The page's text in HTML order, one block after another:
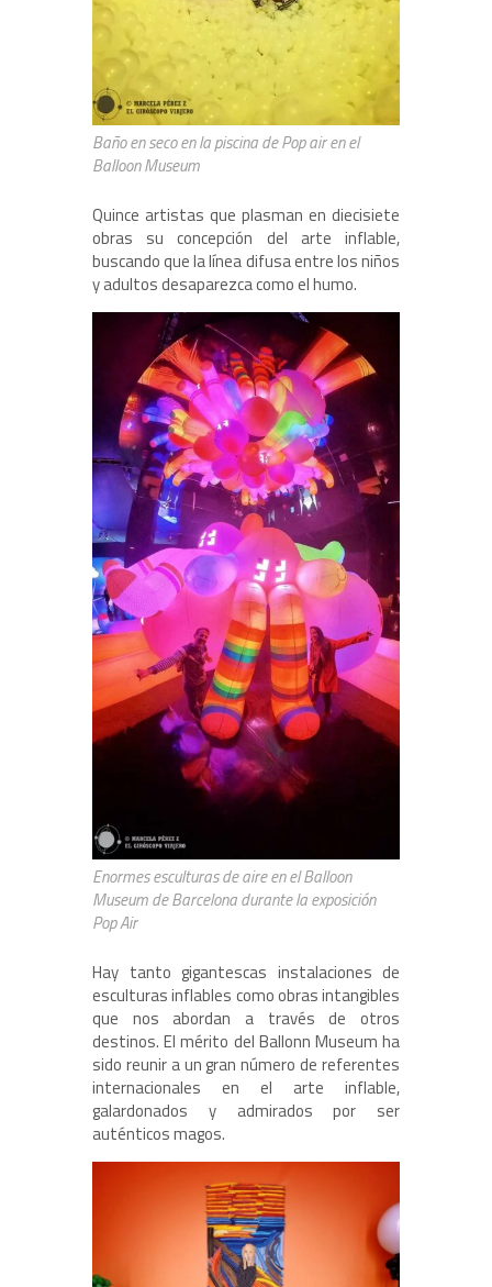
Baño en seco en la piscina de Pop air en el
Balloon Museum
Quince artistas que plasman en diecisiete
obras su concepción del arte inflable,
buscando que la línea difusa entre los niños
y adultos desaparezca como el humo.
Enormes esculturas de aire en el Balloon
Museum de Barcelona durante la exposición
Pop Air
Hay tanto gigantescas instalaciones de
esculturas inflables como obras intangibles
que nos abordan a través de otros
destinos. El mérito del Ballonn Museum ha
sido reunir a un gran número de referentes
internacionales en el arte inflable,
galardonados y admirados por ser
auténticos magos.